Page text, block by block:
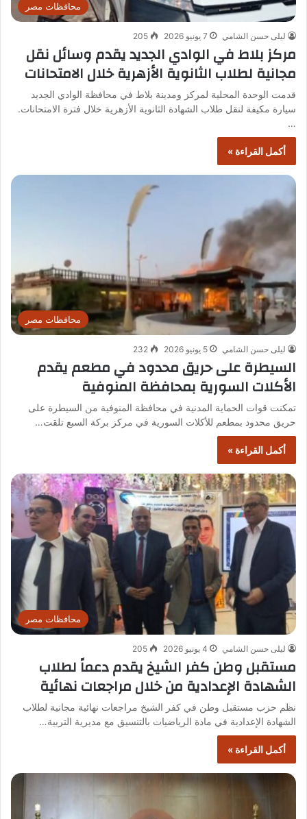
محافظات مصر
ليلى حسن الشامي 7 يونيو 2026 205
مركز بلاط في الوادي الجديد يقدم وسائل نقل
مجانية لطلاب الثانوية الأزهرية خلال الامتحانات
قدمت الوحدة المحلية لمركز ومدينة بلاط في محافظة الوادي الجديد
سيارة مكيفة لنقل طلاب الشهادة الثانوية الأزهرية خلال فترة الامتحانات.
…
أكمل القراءة »
محافظات مصر
ليلى حسن الشامي 5 يونيو 2026 232
السيطرة على حريق محدود في مطعم يقدم
الأكلات السورية بمحافظة المنوفية
تمكنت قوات الحماية المدنية في محافظة المنوفية من السيطرة على
حريق محدود بمطعم للأكلات السورية في مركز بركة السبع تلقت…
أكمل القراءة »
محافظات مصر
ليلى حسن الشامي 4 يونيو 2026 205
مستقبل وطن كفر الشيخ يقدم دعماً لطلاب
الشهادة الإعدادية من خلال مراجعات نهائية
نظم حزب مستقبل وطن في كفر الشيخ مراجعات نهائية مجانية لطلاب
الشهادة الإعدادية في مادة الرياضيات بالتنسيق مع مديرية التربية…
أكمل القراءة »